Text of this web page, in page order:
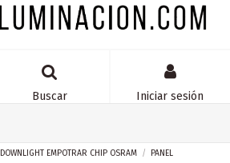
Buscar Iniciar sesión
DOWNLIGHT EMPOTRAR CHIP OSRAM
PANEL